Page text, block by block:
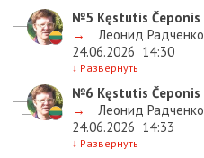
№5 Kęstutis Čeponis
→
Леонид Радченко
24.06.2026 14:30
↓ Развернуть
№6 Kęstutis Čeponis
→
Леонид Радченко
24.06.2026 14:33
↓ Развернуть